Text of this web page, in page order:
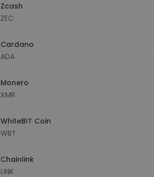
Zcash
ZEC
Cardano
ADA
Monero
XMR
WhiteBIT Coin
WBT
Chainlink
LINK